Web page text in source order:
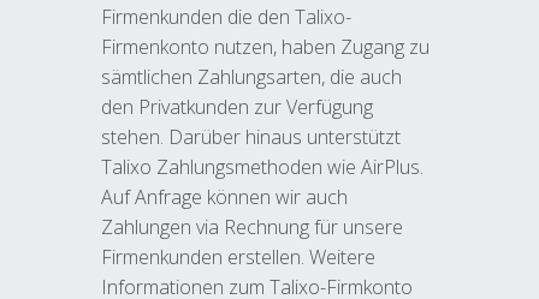
Firmenkunden die den Talixo-
Firmenkonto nutzen, haben Zugang zu
sämtlichen Zahlungsarten, die auch
den Privatkunden zur Verfügung
stehen. Darüber hinaus unterstützt
Talixo Zahlungsmethoden wie AirPlus.
Auf Anfrage können wir auch
Zahlungen via Rechnung für unsere
Firmenkunden erstellen. Weitere
Informationen zum Talixo-Firmkonto